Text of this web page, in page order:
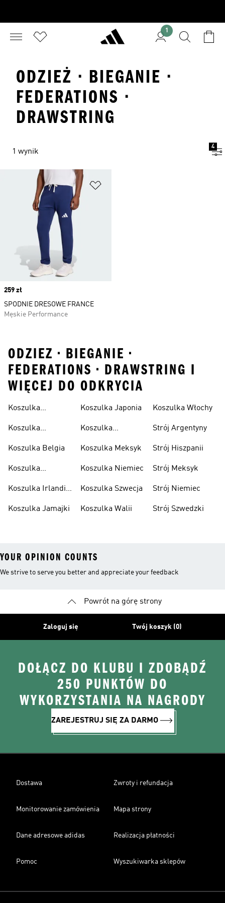
1
ODZIEŻ · BIEGANIE ·
FEDERATIONS ·
DRAWSTRING
1 wynik
4
Price
259 zł
SPODNIE DRESOWE FRANCE
Męskie Performance
ODZIEZ • BIEGANIE •
FEDERATIONS • DRAWSTRING I
WIĘCEJ DO ODKRYCIA
Koszulka
Koszulka
Koszulka Belgia
Koszulka
Koszulka Irlandii
Koszulka Jamajki
Koszulka Japonia
Koszulka
Koszulka Meksyk
Koszulka Niemiec
Koszulka Szwecja
Koszulka Walii
Koszulka Włochy
Strój Argentyny
Strój Hiszpanii
Strój Meksyk
Strój Niemiec
Strój Szwedzki
YOUR OPINION COUNTS
We strive to serve you better and appreciate your feedback
Powrót na górę strony
Zaloguj się Twój koszyk (0)
DOŁĄCZ DO KLUBU I ZDOBĄDŹ
250 PUNKTÓW DO
WYKORZYSTANIA NA NAGRODY
ZAREJESTRUJ SIĘ ZA DARMO
Dostawa Zwroty i refundacja
Monitorowanie zamówienia Mapa strony
Dane adresowe adidas Realizacja płatności
Pomoc Wyszukiwarka sklepów